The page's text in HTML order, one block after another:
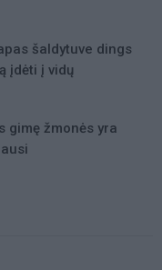
šaldytuve dings
įdėti į vidų
gimę žmonės yra